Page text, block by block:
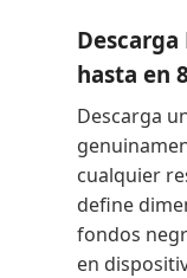
hasta en
Descarga
cualquier
define
fondos
en